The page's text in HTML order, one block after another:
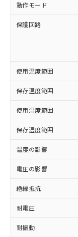
動作モード
保護回路
使用温度範囲
保存温度範囲
使用湿度範囲
保存湿度範囲
温度の影響
電圧の影響
絶縁抵抗
耐電圧
耐振動
ご利用
ご利用くだ
本
商品
(税
本
こ
在
※1 対応状
対応済
非含有に
す。
有に対応
商品です。
対応予定
非含有に
調査・確
非含有の
商品です。
非該当品
害物質有
仕入先様
いたもの
※1 中
「○」：
基準値以
「×」：
基準値を
「－」：
当
為